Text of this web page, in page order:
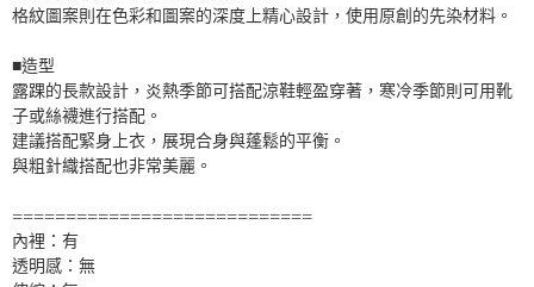
格紋圖案則在色彩和圖案的深度上精心設計，使用原創的先染材料。
■造型
露踝的長款設計，炎熱季節可搭配涼鞋輕盈穿著，寒冷季節則可用靴
子或絲襪進行搭配。
建議搭配緊身上衣，展現合身與蓬鬆的平衡。
與粗針織搭配也非常美麗。
============================
內裡：有
透明感：無